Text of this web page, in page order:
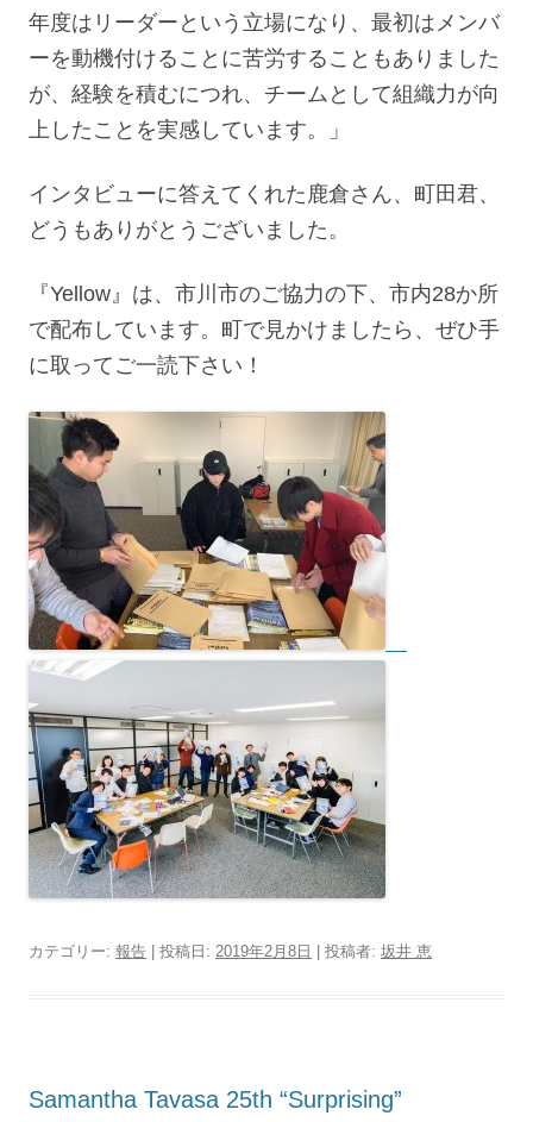
年度はリーダーという立場になり、最初はメンバ
ーを動機付けることに苦労することもありました
が、経験を積むにつれ、チームとして組織力が向
上したことを実感しています。」
インタビューに答えてくれた鹿倉さん、町田君、
どうもありがとうございました。
『Yellow』は、市川市のご協力の下、市内28か所
で配布しています。町で見かけましたら、ぜひ手
に取ってご一読下さい！
カテゴリー: 報告 | 投稿日: 2019年2月8日 | 投稿者: 坂井 恵
Samantha Tavasa 25th “Surprising”